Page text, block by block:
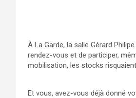
À La Garde, la salle Gérard
rendez-vous et de participer,
mobilisation, les stocks
Et vous, avez-vous déjà donné